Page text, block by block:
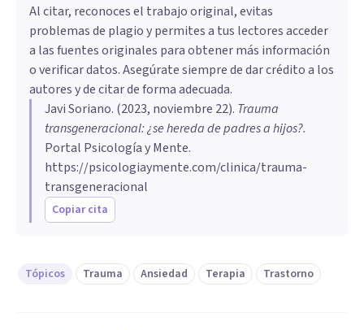
Al citar, reconoces el trabajo original, evitas
problemas de plagio y permites a tus lectores acceder
a las fuentes originales para obtener más información
o verificar datos. Asegúrate siempre de dar crédito a los
autores y de citar de forma adecuada.
Javi Soriano. (2023, noviembre 22). Trauma
transgeneracional: ¿se hereda de padres a hijos?.
Portal Psicología y Mente.
https://psicologiaymente.com/clinica/trauma-
transgeneracional
Copiar cita
Tópicos Trauma Ansiedad Terapia Trastorno